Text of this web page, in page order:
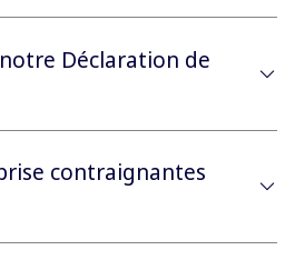
Déclaration de
contraignantes